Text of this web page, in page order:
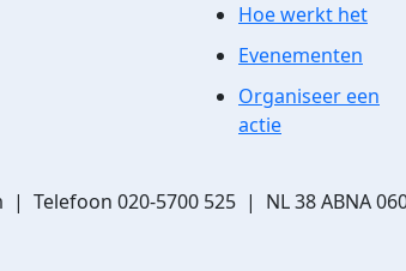
Hoe werkt het
Evenementen
Organiseer een
actie
020-5700 525 | NL 38 ABNA